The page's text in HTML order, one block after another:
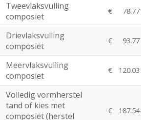
Tweevlaksvulling
composiet
€ 78.77
Drievlaksvulling
composiet
€ 93.77
Meervlaksvulling
composiet
€ 120.03
Volledig vormherstel
tand of kies met
composiet (herstel
€ 187.54